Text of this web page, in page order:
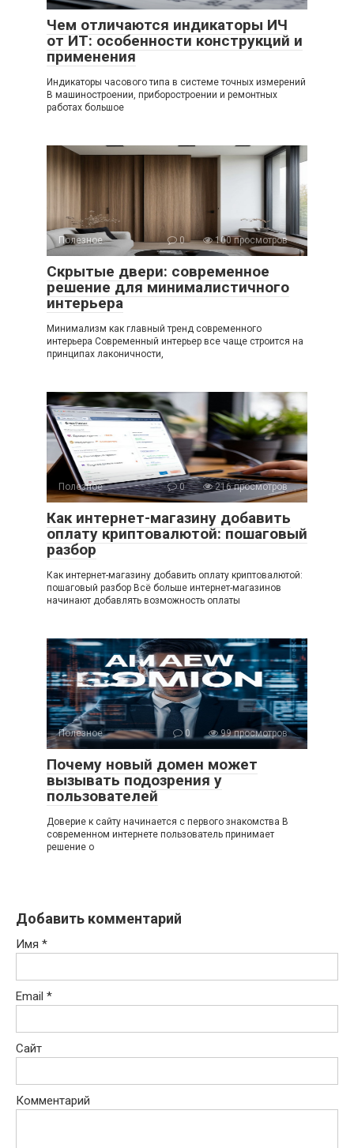
Чем отличаются индикаторы ИЧ
от ИТ: особенности конструкций и
применения
Индикаторы часового типа в системе точных измерений
В машиностроении, приборостроении и ремонтных
работах большое
Полезное 0 100 просмотров
Скрытые двери: современное
решение для минималистичного
интерьера
Минимализм как главный тренд современного
интерьера Современный интерьер все чаще строится на
принципах лаконичности,
Полезное 0 216 просмотров
Как интернет-магазину добавить
оплату криптовалютой: пошаговый
разбор
Как интернет-магазину добавить оплату криптовалютой:
пошаговый разбор Всё больше интернет-магазинов
начинают добавлять возможность оплаты
Полезное 0 99 просмотров
Почему новый домен может
вызывать подозрения у
пользователей
Доверие к сайту начинается с первого знакомства В
современном интернете пользователь принимает
решение о
Добавить комментарий
Имя *
Email *
Сайт
Комментарий